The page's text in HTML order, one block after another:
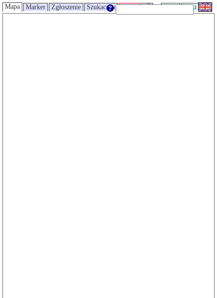
Mapa Marker Zgłoszenie Szukaczka Trasy UMP Wiki